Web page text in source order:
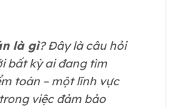
là gì? Đây là câu hỏi
bất kỳ ai đang tìm
toán – một lĩnh vực
việc đảm bảo